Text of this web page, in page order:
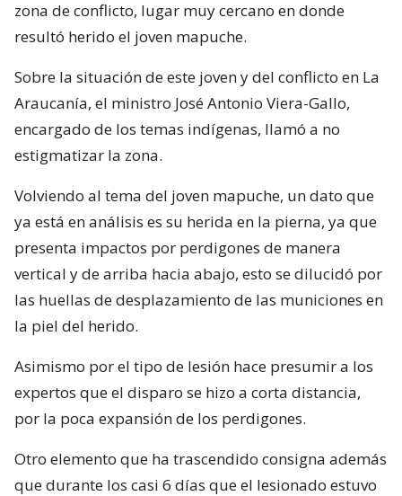
zona de conflicto, lugar muy cercano en donde
resultó herido el joven mapuche.
Sobre la situación de este joven y del conflicto en La
Araucanía, el ministro José Antonio Viera-Gallo,
encargado de los temas indígenas, llamó a no
estigmatizar la zona.
Volviendo al tema del joven mapuche, un dato que
ya está en análisis es su herida en la pierna, ya que
presenta impactos por perdigones de manera
vertical y de arriba hacia abajo, esto se dilucidó por
las huellas de desplazamiento de las municiones en
la piel del herido.
Asimismo por el tipo de lesión hace presumir a los
expertos que el disparo se hizo a corta distancia,
por la poca expansión de los perdigones.
Otro elemento que ha trascendido consigna además
que durante los casi 6 días que el lesionado estuvo